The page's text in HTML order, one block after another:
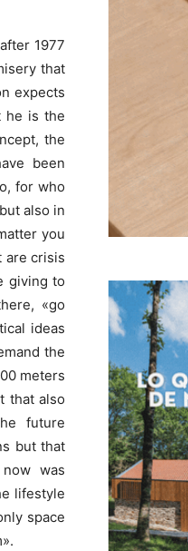
1977
that
expects
he is the
the
been
for who
also in
you
are crisis
giving to
«go
ideas
the
meters
that also
future
but that
was
lifestyle
space